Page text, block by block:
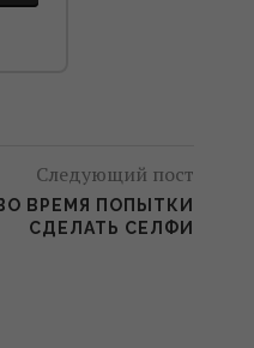
Следующий пост
ВРЕМЯ ПОПЫТКИ
СДЕЛАТЬ СЕЛФИ